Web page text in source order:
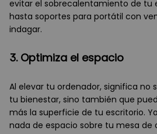
evitar el sobrecalentamiento de tu
hasta soportes para portátil con
indagar.
3. Optimiza el espacio
Al elevar tu ordenador, significa no
tu bienestar, sino también que
más la superficie de tu escritorio.
nada de espacio sobre tu mesa de